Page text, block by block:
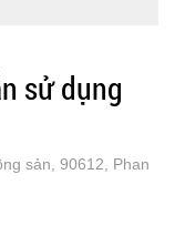
sử dụng
sản, 90612, Phan